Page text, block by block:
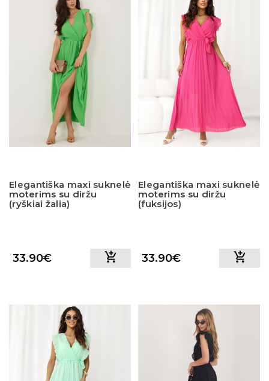
Elegantiška maxi suknelė
moterims su diržu
(ryškiai žalia)
33.90€
Elegantiška maxi suknelė
moterims su diržu
(fuksijos)
33.90€